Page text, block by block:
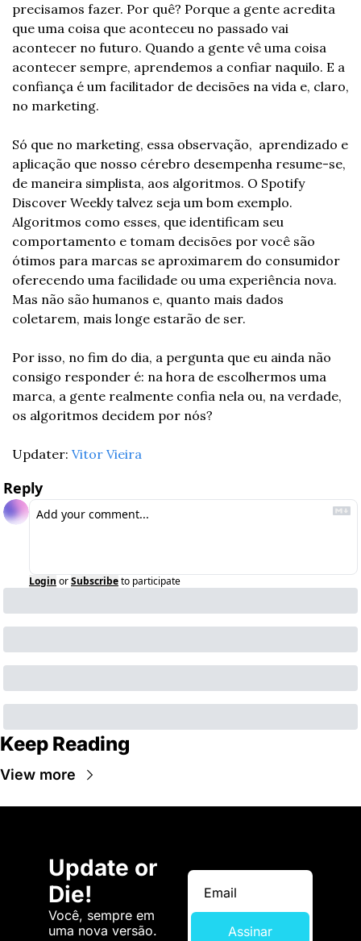
precisamos fazer. Por quê? Porque a gente acredita
que uma coisa que aconteceu no passado vai
acontecer no futuro. Quando a gente vê uma coisa
acontecer sempre, aprendemos a confiar naquilo. E a
confiança é um facilitador de decisões na vida e, claro,
no marketing.
Só que no marketing, essa observação,  aprendizado e
aplicação que nosso cérebro desempenha resume-se,
de maneira simplista, aos algoritmos. O Spotify
Discover Weekly talvez seja um bom exemplo.
Algoritmos como esses, que identificam seu
comportamento e tomam decisões por você são
ótimos para marcas se aproximarem do consumidor
oferecendo uma facilidade ou uma experiência nova.
Mas não são humanos e, quanto mais dados
coletarem, mais longe estarão de ser.
Por isso, no fim do dia, a pergunta que eu ainda não
consigo responder é: na hora de escolhermos uma
marca, a gente realmente confia nela ou, na verdade,
os algoritmos decidem por nós?
Updater: Vitor Vieira
Reply
Login orSubscribeto participate
Keep Reading
View more
Update or
Die!
Você, sempre em
uma nova versão.
Assinar